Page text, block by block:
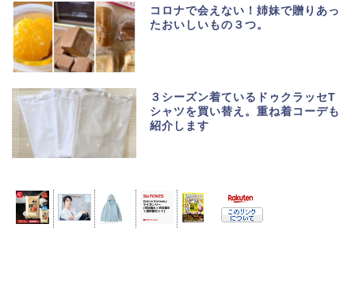
コロナで会えない！姉妹で贈りあっ
たおいしいもの３つ。
３シーズン着ているドゥクラッセT
シャツを買い替え。重ね着コーデも
紹介します